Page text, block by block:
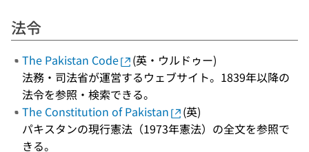
法令
The Pakistan Code
(英・ウルドゥー)
法務・司法省が運営するウェブサイト。1839年以降の
法令を参照・検索できる。
The Constitution of Pakistan
(英)
パキスタンの現行憲法（1973年憲法）の全文を参照で
きる。